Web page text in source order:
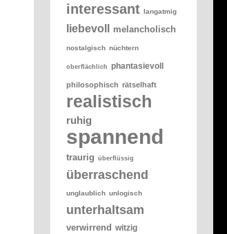
interessant langatmig
liebevoll melancholisch
nostalgisch nüchtern
oberflächlich phantasievoll
philosophisch rätselhaft
realistisch
ruhig
spannend
traurig überflüssig
überraschend
unglaublich unlogisch
unterhaltsam
verwirrend witzig